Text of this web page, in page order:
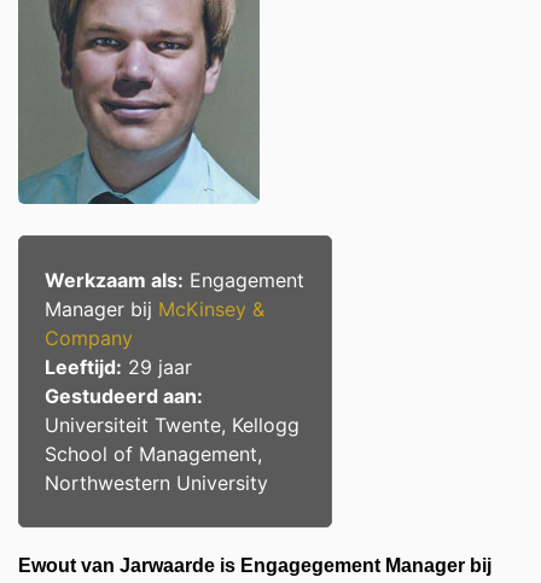
Werkzaam als: Engagement
Manager bij McKinsey &
Company
Leeftijd: 29 jaar
Gestudeerd aan:
Universiteit Twente, Kellogg
School of Management,
Northwestern University
Ewout van Jarwaarde is Engagegement Manager bij